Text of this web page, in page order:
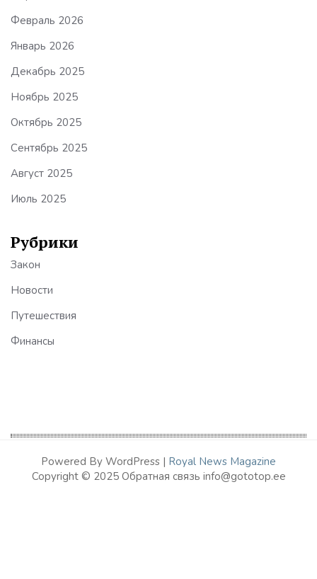
Февраль 2026
Январь 2026
Декабрь 2025
Ноябрь 2025
Октябрь 2025
Сентябрь 2025
Август 2025
Июль 2025
Рубрики
Закон
Новости
Путешествия
Финансы
Powered By WordPress | Royal News Magazine
Copyright © 2025 Обратная связь info@gototop.ee